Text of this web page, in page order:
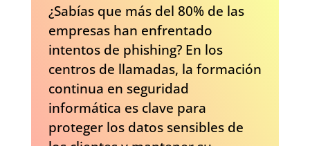
¿Sabías que más del 80% de las
empresas han enfrentado
intentos de phishing? En los
centros de llamadas, la formación
continua en seguridad
informática es clave para
proteger los datos sensibles de